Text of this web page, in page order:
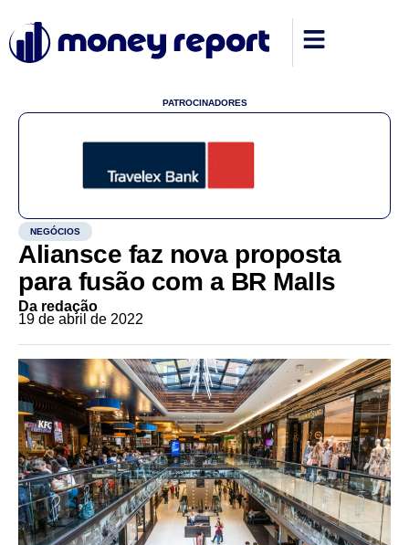
PATROCINADORES
NEGÓCIOS
Aliansce faz nova proposta
para fusão com a BR Malls
Da redação
19 de abril de 2022